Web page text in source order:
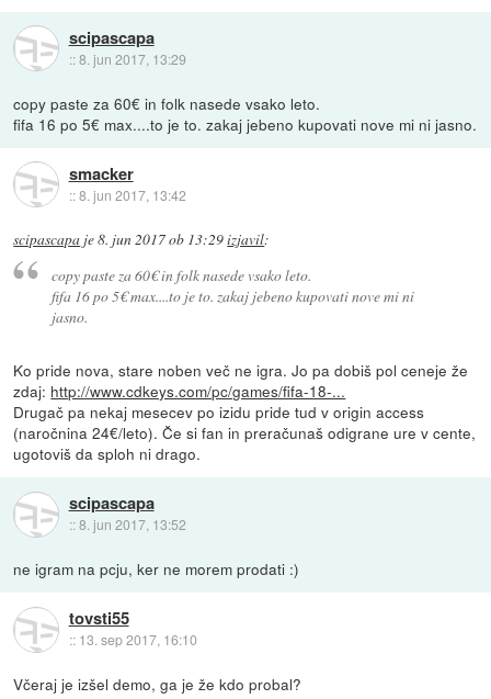
scipascapa
::8. jun 2017, 13:29
copy paste za 60€ in folk nasede vsako leto.
fifa 16 po 5€ max....to je to. zakaj jebeno kupovati nove mi ni jasno.
smacker
::8. jun 2017, 13:42
scipascapa je8. jun 2017 ob 13:29izjavil:
copy paste za 60€ in folk nasede vsako leto.
fifa 16 po 5€ max....to je to. zakaj jebeno kupovati nove mi ni
jasno.
Ko pride nova, stare noben več ne igra. Jo pa dobiš pol ceneje že
zdaj: http://www.cdkeys.com/pc/games/fifa-18-...
Drugač pa nekaj mesecev po izidu pride tud v origin access
(naročnina 24€/leto). Če si fan in preračunaš odigrane ure v cente,
ugotoviš da sploh ni drago.
scipascapa
::8. jun 2017, 13:52
ne igram na pcju, ker ne morem prodati :)
tovsti55
:: 13. sep 2017, 16:10
Včeraj je izšel demo, ga je že kdo probal?